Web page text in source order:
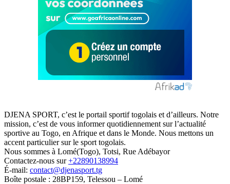
DJENA SPORT, c’est le portail sportif togolais et d’ailleurs. Notre
mission, c’est de vous informer quotidiennement sur l’actualité
sportive au Togo, en Afrique et dans le Monde. Nous mettons un
accent particulier sur le sport togolais.
Nous sommes à Lomé(Togo), Totsi, Rue Adébayor
Contactez-nous sur+22890138994
É-mail: contact@djenasport.tg
Boîte postale : 28BP159, Telessou – Lomé